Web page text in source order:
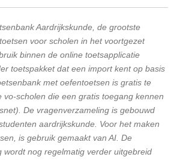
Aardrijkskunde, de grootste
voor scholen in het voortgezet
binnen de online toetsapplicatie
toetspakket dat een import kent op basis
met oefentoetsen is gratis te
vo-scholen die een gratis toegang kennen
De vragenverzameling is gebouwd
aardrijkskunde. Voor het maken
is gebruik gemaakt van AI. De
wordt nog regelmatig verder uitgebreid